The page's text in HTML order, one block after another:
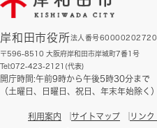
岸和田市役所法人番号
〒596-8510 大阪府岸和田市岸城町7番1号
Tel:072-423-2121(代表)
開庁時間:午前9時から午後5時30分まで
（土曜日、日曜日、祝日、年末年始除く）
利用案内 サイトマップ リン